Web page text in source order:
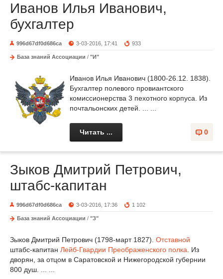
Иванов Илья Иванович,
бухгалтер
996d67df0d686ca 3-03-2016, 17:41 933
База знаний Ассоциации / "И"
Иванов Илья Иванович (1800-26.12. 1838).
Бухгалтер полевого провиантского
комиссионерства 3 пехотного корпуса. Из
почтальонских детей. ... ...
0
Читать ...
Зыков Дмитрий Петрович,
штабс-капитан
996d67df0d686ca 3-03-2016, 17:36 1 102
База знаний Ассоциации / "З"
Зыков Дмитрий Петрович (1798-март 1827). Отставной
штабс-капитан Лейб-Гвардии Преображенского полка . Из
дворян, за отцом в Саратовской и Нижегородской губернии
800 душ. ... ...